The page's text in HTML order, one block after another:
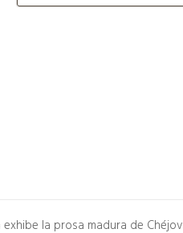
la prosa madura de Chéjov